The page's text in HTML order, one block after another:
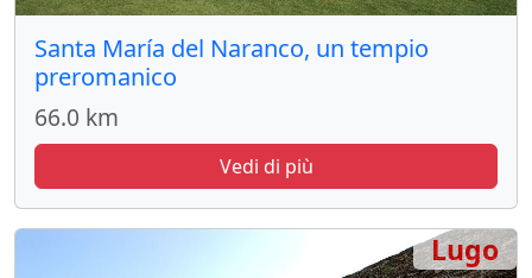
Santa María del Naranco, un tempio
preromanico
66.0 km
Vedi di più
Lugo